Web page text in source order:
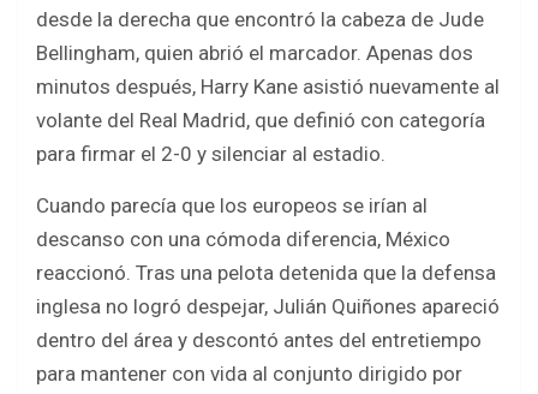
desde la derecha que encontró la cabeza de Jude
Bellingham, quien abrió el marcador. Apenas dos
minutos después, Harry Kane asistió nuevamente al
volante del Real Madrid, que definió con categoría
para firmar el 2-0 y silenciar al estadio.
Cuando parecía que los europeos se irían al
descanso con una cómoda diferencia, México
reaccionó. Tras una pelota detenida que la defensa
inglesa no logró despejar, Julián Quiñones apareció
dentro del área y descontó antes del entretiempo
para mantener con vida al conjunto dirigido por